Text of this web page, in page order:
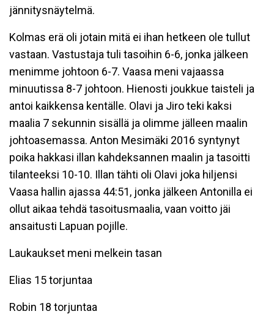
jännitysnäytelmä.
Kolmas erä oli jotain mitä ei ihan hetkeen ole tullut
vastaan. Vastustaja tuli tasoihin 6-6, jonka jälkeen
menimme johtoon 6-7. Vaasa meni vajaassa
minuutissa 8-7 johtoon. Hienosti joukkue taisteli ja
antoi kaikkensa kentälle. Olavi ja Jiro teki kaksi
maalia 7 sekunnin sisällä ja olimme jälleen maalin
johtoasemassa. Anton Mesimäki 2016 syntynyt
poika hakkasi illan kahdeksannen maalin ja tasoitti
tilanteeksi 10-10. Illan tähti oli Olavi joka hiljensi
Vaasa hallin ajassa 44:51, jonka jälkeen Antonilla ei
ollut aikaa tehdä tasoitusmaalia, vaan voitto jäi
ansaitusti Lapuan pojille.
Laukaukset meni melkein tasan
Elias 15 torjuntaa
Robin 18 torjuntaa